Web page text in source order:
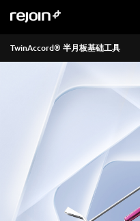
TwinAccord® 半月板基础工具